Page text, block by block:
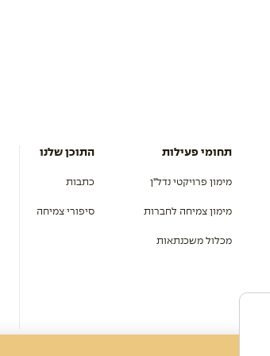
תחומי פעילות
מימון פרויקטי נדל”ן
מימון צמיחה לחברות
מכלול משכנתאות
התוכן שלנו
כתבות
סיפורי צמיחה